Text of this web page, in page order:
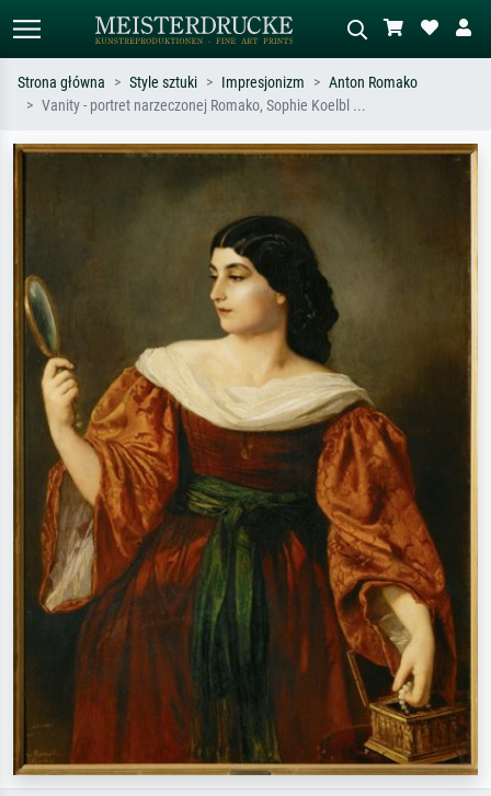
Szukaj wg artysty, tytułu lub stylu – np.
Opisz scenę – np. zielona łąka,
Strona główna Style sztuki Impresjonizm
Anton Romako
Vanity - portret narzeczonej Romako, Sophie Koelbl ...